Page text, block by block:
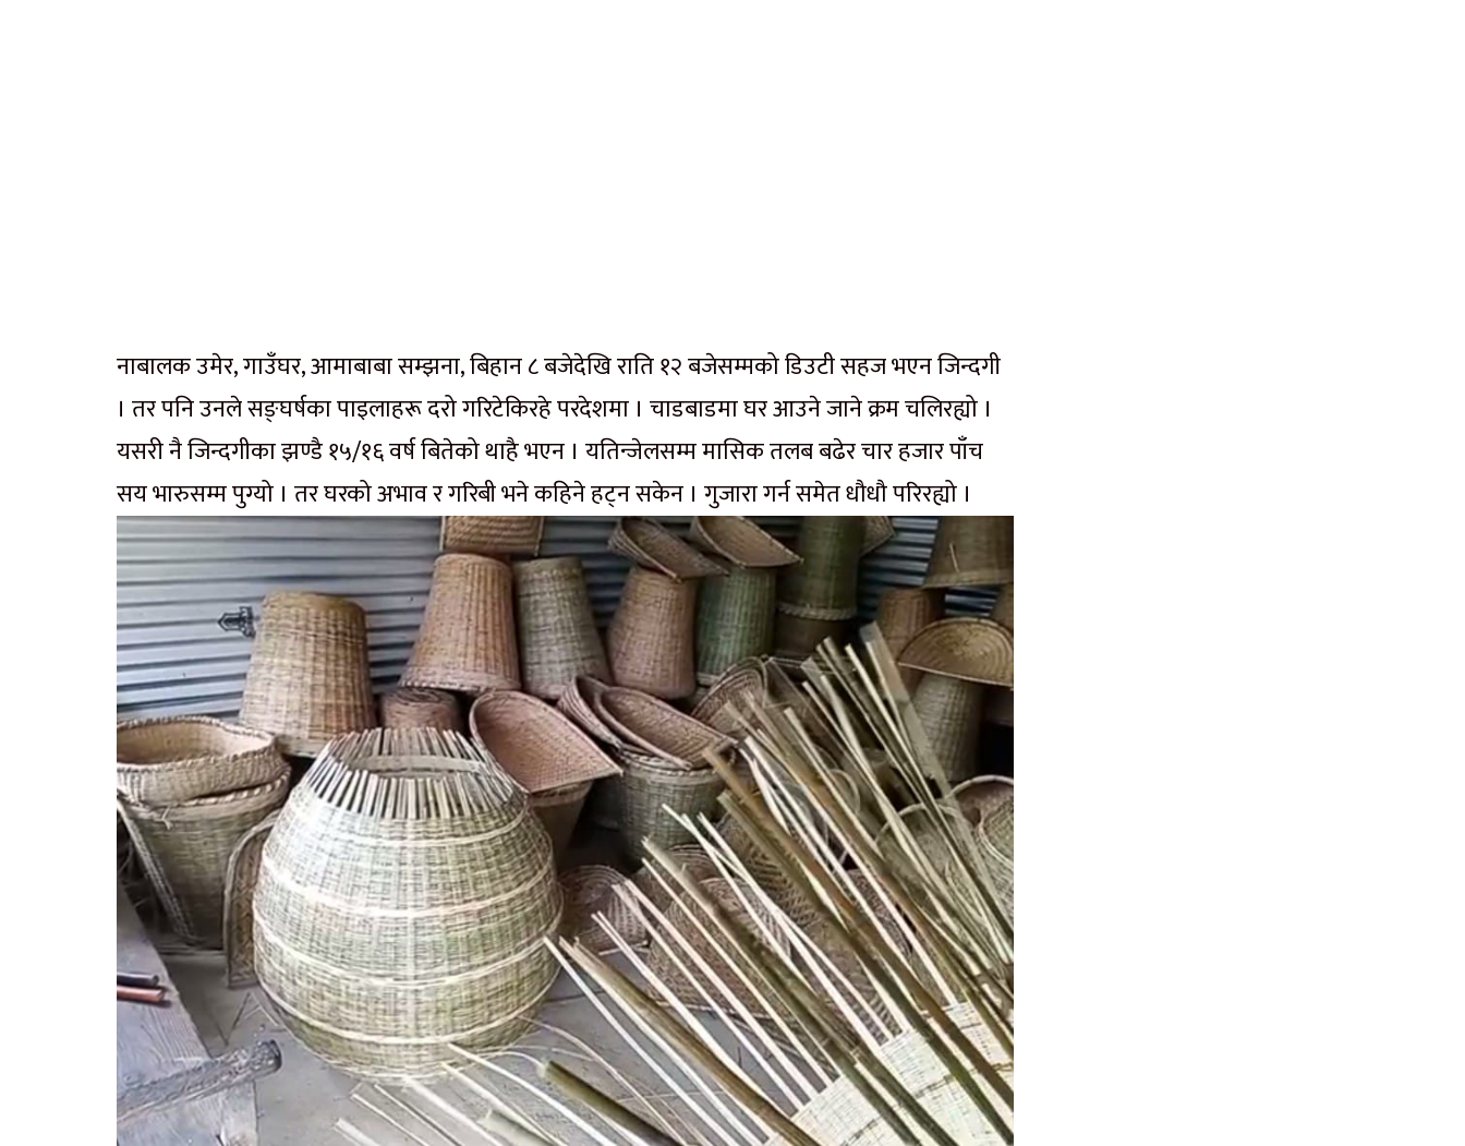
नाबालक उमेर, गाउँघर, आमाबाबा सम्झना, बिहान ८ बजेदेखि राति १२ बजेसम्मको डिउटी सहज भएन जिन्दगी
। तर पनि उनले सङ्घर्षका पाइलाहरू दरो गरिटेकिरहे परदेशमा । चाडबाडमा घर आउने जाने क्रम चलिरह्यो ।
यसरी नै जिन्दगीका झण्डै १५/१६ वर्ष बितेको थाहै भएन । यतिन्जेलसम्म मासिक तलब बढेर चार हजार पाँच
सय भारुसम्म पुग्यो । तर घरको अभाव र गरिबी भने कहिने हट्न सकेन । गुजारा गर्न समेत धौधौ परिरह्यो ।